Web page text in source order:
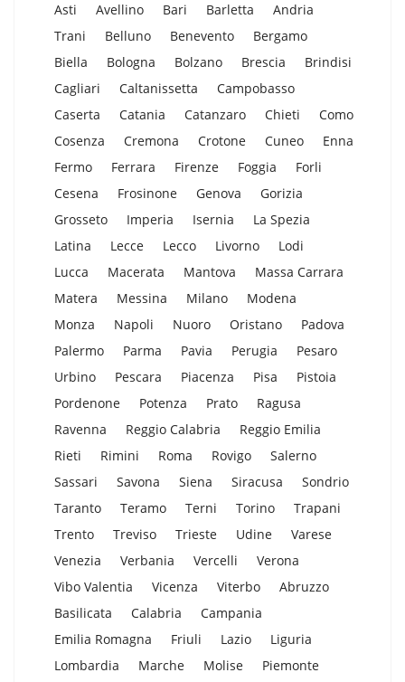
Asti
Avellino Bari Barletta
Andria
Trani
Belluno Benevento
Bergamo
Biella
Bologna Bolzano Brescia
Brindisi
Cagliari
Caltanissetta
Campobasso
Caserta
Catania Catanzaro Chieti
Como
Cosenza
Cremona Crotone Cuneo
Enna
Fermo
Ferrara Firenze Foggia
Forli
Cesena
Frosinone Genova
Gorizia
Grosseto
Imperia Isernia
La Spezia
Latina
Lecce Lecco Livorno
Lodi
Lucca
Macerata Mantova
Massa Carrara
Matera
Messina Milano
Modena
Monza
Napoli Nuoro Oristano
Padova
Palermo
Parma Pavia Perugia
Pesaro
Urbino
Pescara Piacenza Pisa
Pistoia
Pordenone
Potenza Prato
Ragusa
Ravenna
Reggio Calabria
Reggio Emilia
Rieti
Rimini Roma Rovigo
Salerno
Sassari
Savona Siena Siracusa
Sondrio
Taranto
Teramo Terni Torino
Trapani
Trento
Treviso Trieste Udine
Varese
Venezia
Verbania Vercelli
Verona
Vibo Valentia
Vicenza Viterbo
Abruzzo
Basilicata
Calabria
Campania
Emilia Romagna
Friuli Lazio
Liguria
Lombardia
Marche Molise
Piemonte